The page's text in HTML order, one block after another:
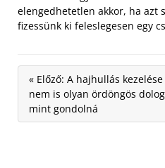
elengedhetetlen akkor, ha azt
fizessünk ki feleslegesen egy
« Előző: A hajhullás kezelése
nem is olyan ördöngös
mint gondolná